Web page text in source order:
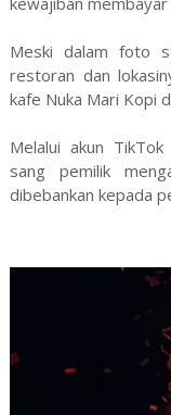
Meski dalam foto
restoran dan
kafe Nuka Mari Kopi
Melalui akun
sang pemilik
dibebankan kepada